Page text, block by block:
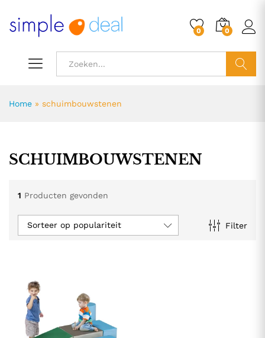
0 0
Home » schuimbouwstenen
SCHUIMBOUWSTENEN
1 Producten gevonden
Filter
Sorteer op populariteit